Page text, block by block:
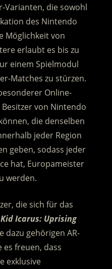
Varianten, die sowohl
des Nintendo
Möglichkeit von
erlaubt es bis zu
einem Spielmodul
Matches zu stürzen.
Online-
von Nintendo
die denselben
jeder Region
geben, sodass jeder
hat, Europameister
werden.
die sich für das
Kid Icarus: Uprising
dazu gehörigen AR-
freuen, dass
exklusive